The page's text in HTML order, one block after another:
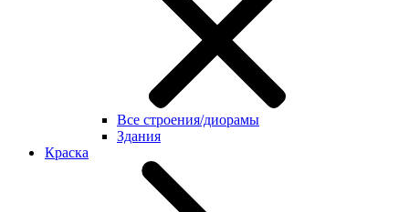
Все строения/диорамы
Здания
Краска